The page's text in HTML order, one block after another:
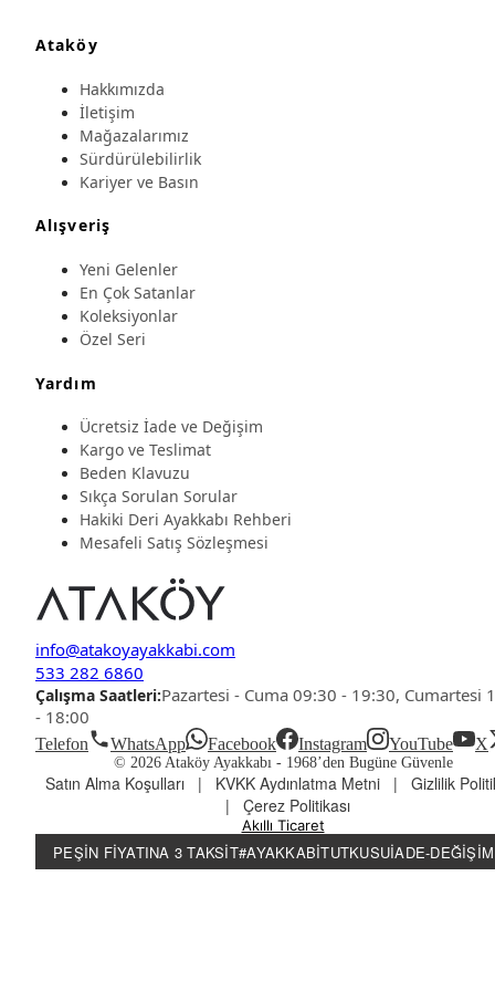
Ataköy
Hakkımızda
İletişim
Mağazalarımız
Sürdürülebilirlik
Kariyer ve Basın
Alışveriş
Yeni Gelenler
En Çok Satanlar
Koleksiyonlar
Özel Seri
Yardım
Ücretsiz İade ve Değişim
Kargo ve Teslimat
Beden Klavuzu
Sıkça Sorulan Sorular
Hakiki Deri Ayakkabı Rehberi
Mesafeli Satış Sözleşmesi
info@atakoyayakkabi.com
533 282 6860
Çalışma Saatleri:Pazartesi - Cuma 09:30 - 19:30, Cumartesi
- 18:00
Telefon WhatsApp Facebook Instagram YouTube X
© 2026 Ataköy Ayakkabı - 1968’den Bugüne Güvenle
Satın Alma Koşulları | KVKK Aydınlatma Metni |
Gizlilik
|
Çerez Politikası
Akıllı Ticaret
PEŞIN FIYATINA 3 TAKSIT#AYAKKABITUTKUSUİADE-DEĞIŞIM